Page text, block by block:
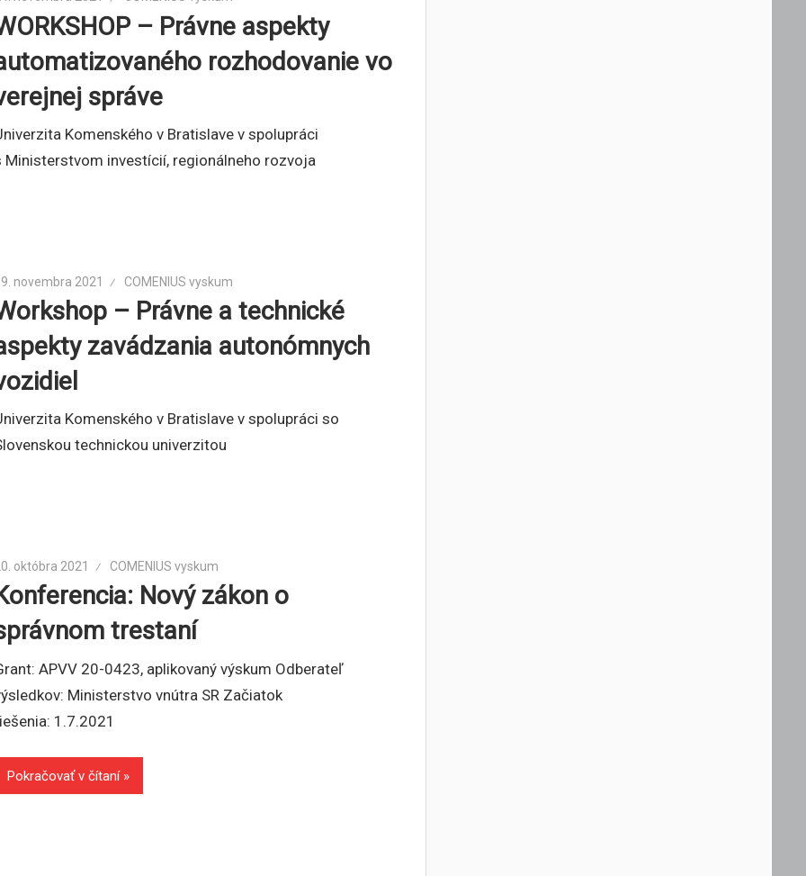
– Právne aspekty
rozhodovanie vo
správe
Komenského v Bratislave v spolupráci
Ministerstvom investícií, regionálneho rozvoja
novembra 2021 COMENIUS vyskum
– Právne a technické
zavádzania autonómnych
Komenského v Bratislave v spolupráci so
technickou univerzitou
októbra 2021 COMENIUS vyskum
Nový zákon o
trestaní
APVV 20-0423, aplikovaný výskum Odberateľ
Ministerstvo vnútra SR Začiatok
1.7.2021
Pokračovať v čítaní